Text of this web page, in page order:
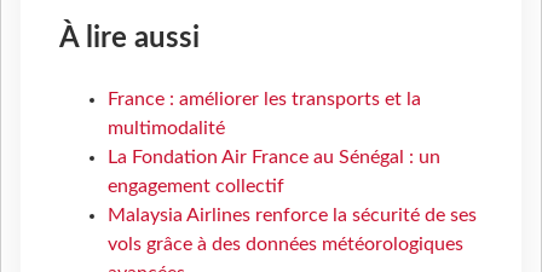
À lire aussi
France : améliorer les transports et la
multimodalité
La Fondation Air France au Sénégal : un
engagement collectif
Malaysia Airlines renforce la sécurité de ses
vols grâce à des données météorologiques